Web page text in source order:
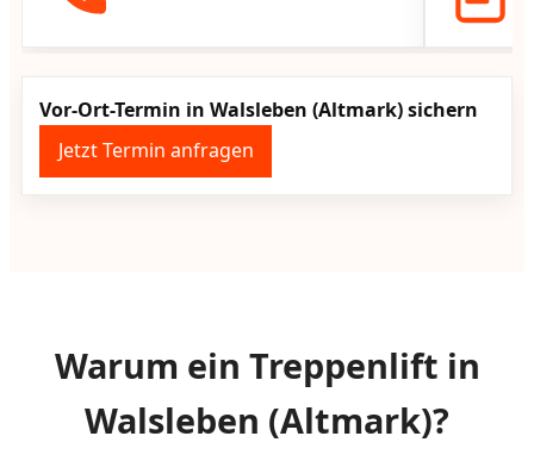
Vor-Ort-Termin in Walsleben (Altmark) sichern
Jetzt Termin anfragen
Warum ein Treppenlift in
Walsleben (Altmark)?